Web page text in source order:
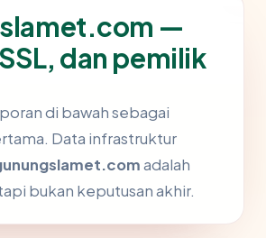
—
dan pemilik
di bawah sebagai
Data infrastruktur
adalah
bukan keputusan akhir.